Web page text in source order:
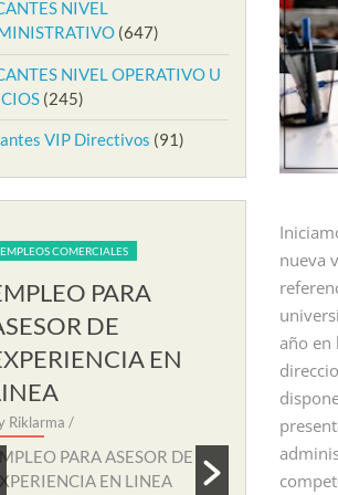
nueva
año en
NIVEL
(647)
NIVEL OPERATIVO U
(245)
VIP Directivos (91)
EMPLEOS COMERCIALES
PARA
DE
EN
Riklarma /
PARA ASESOR DE
EN LINEA
By Riklarma
EMPLEO
SOPORTE
nuevo